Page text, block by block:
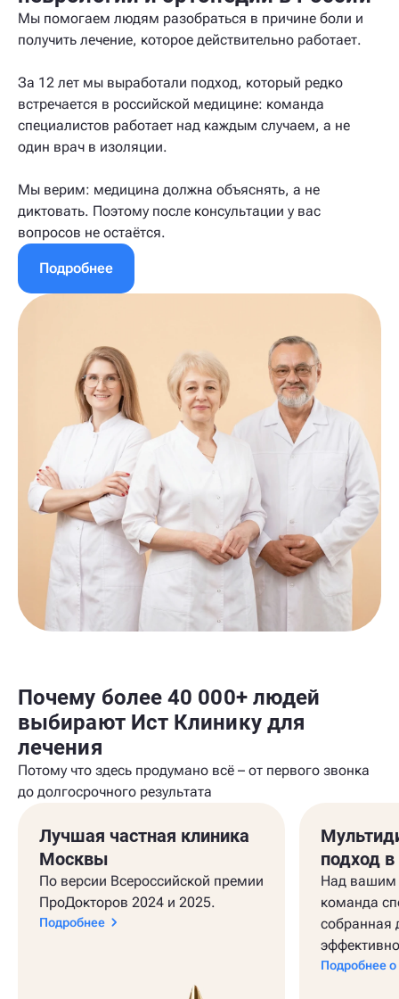
Мы помогаем людям разобраться в причине боли и
получить лечение, которое действительно работает.
За 12 лет мы выработали подход, который редко
встречается в российской медицине: команда
специалистов работает над каждым случаем, а не
один врач в изоляции.
Мы верим: медицина должна объяснять, а не
диктовать. Поэтому после консультации у вас
вопросов не остаётся.
Подробнее
Почему более 40 000+ людей
выбирают Ист Клинику для
лечения
Потому что здесь продумано всё – от первого звонка
до долгосрочного результата
Лучшая частная клиника
Москвы
По версии Всероссийской премии
ПроДокторов 2024 и 2025.
Подробнее
подход
Над вашим
команда
собранная
Подробнее о